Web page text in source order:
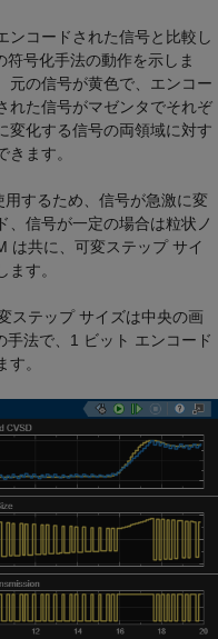
ンコードされた信号と比較し
符号化手法の動作を示しま
元の信号が黄色で、エンコー
れた信号がマゼンタでそれぞ
変化する信号の両領域に対す
ます。
するため、信号が急激に変
、信号が一定の場合は粒状ノ
は共に、可変ステップ サイ
す。
ステップ サイズは中央の画
法で、1 ビット エンコード
。